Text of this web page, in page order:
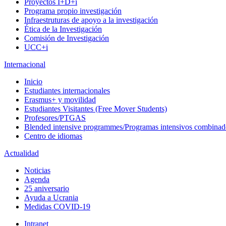
Proyectos I+D+i
Programa propio investigación
Infraestruturas de apoyo a la investigación
Ética de la Investigación
Comisión de Investigación
UCC+i
Internacional
Inicio
Estudiantes internacionales
Erasmus+ y movilidad
Estudiantes Visitantes (Free Mover Students)
Profesores/PTGAS
Blended intensive programmes/Programas intensivos
Centro de idiomas
Actualidad
Noticias
Agenda
25 aniversario
Ayuda a Ucrania
Medidas COVID-19
Intranet